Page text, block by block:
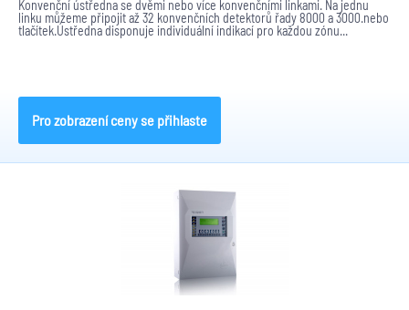
Konvenční ústředna se dvěmi nebo více konvenčními linkami. Na jednu
linku můžeme připojit až 32 konvenčních detektorů řady 8000 a 3000.nebo
tlačítek.Ústředna disponuje individuální indikací pro každou zónu...
Pro zobrazení ceny se přihlaste